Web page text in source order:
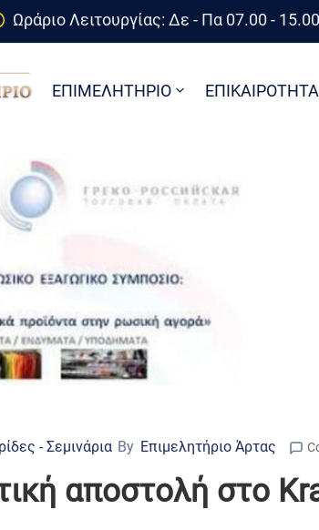
Ωράριο Λειτουργίας: Δε - Πα 07.00 - 15.00
ΕΠΙΜΕΛΗΤΗΡΙΟ ΕΠΙΚΑΙΡΟΤΗΤΑ
- Σεμινάρια By Επιμελητήριο Άρτας
αποστολή στο